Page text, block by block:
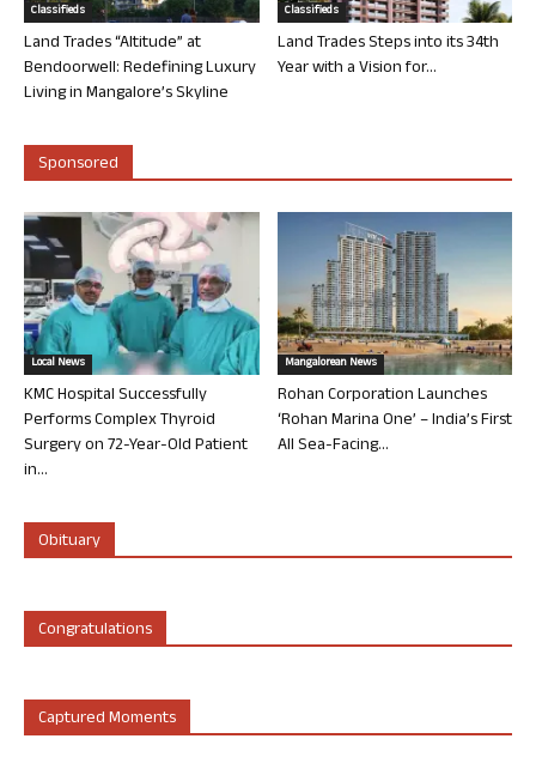
Classifieds
Land Trades “Altitude” at
Bendoorwell: Redefining Luxury
Living in Mangalore’s Skyline
Classifieds
Land Trades Steps into its 34th
Year with a Vision for...
Sponsored
Local News
KMC Hospital Successfully
Performs Complex Thyroid
Surgery on 72-Year-Old Patient
in...
Mangalorean News
Rohan Corporation Launches
‘Rohan Marina One’ – India’s First
All Sea-Facing...
Obituary
Congratulations
Captured Moments